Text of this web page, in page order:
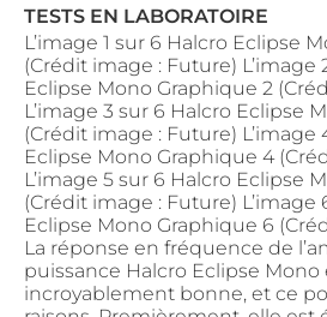
TESTS EN LABORATOIRE
L’image 1 sur 6 Halcro Eclipse
(Crédit image : Future) L’image
Eclipse Mono Graphique 2
L’image 3 sur 6 Halcro Eclipse
(Crédit image : Future) L’image
Eclipse Mono Graphique 4
L’image 5 sur 6 Halcro Eclipse
(Crédit image : Future) L’image
Eclipse Mono Graphique 6
La réponse en fréquence de
puissance Halcro Eclipse Mono
incroyablement bonne, et ce